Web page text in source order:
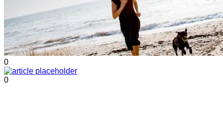
0
0